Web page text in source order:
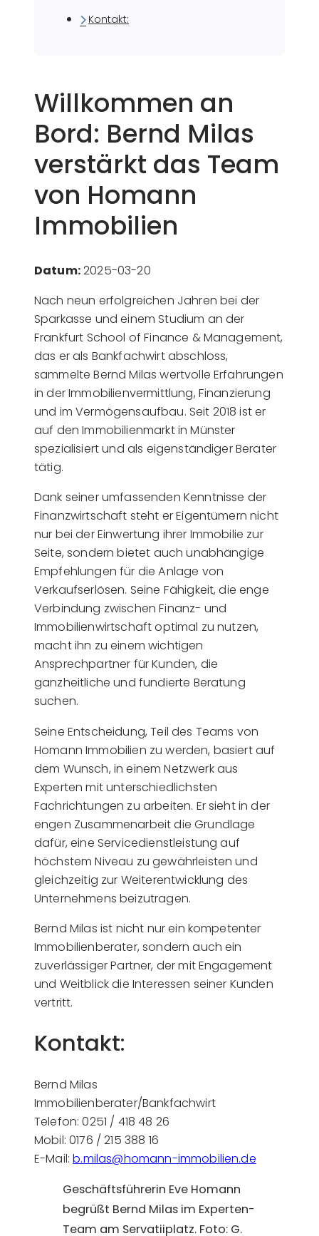
Willkommen an
Bord: Bernd Milas
verstärkt das Team
von Homann
Immobilien
Datum:2025-03-20
Nach neun erfolgreichen Jahren bei der
Sparkasse und einem Studium an der
Frankfurt School of Finance & Management,
das er als Bankfachwirt abschloss,
sammelte Bernd Milas wertvolle Erfahrungen
in der Immobilienvermittlung, Finanzierung
und im Vermögensaufbau. Seit 2018 ist er
auf den Immobilienmarkt in Münster
spezialisiert und als eigenständiger Berater
tätig.
Dank seiner umfassenden Kenntnisse der
Finanzwirtschaft steht er Eigentümern nicht
nur bei der Einwertung ihrer Immobilie zur
Seite, sondern bietet auch unabhängige
Empfehlungen für die Anlage von
Verkaufserlösen. Seine Fähigkeit, die enge
Verbindung zwischen Finanz- und
Immobilienwirtschaft optimal zu nutzen,
macht ihn zu einem wichtigen
Ansprechpartner für Kunden, die
ganzheitliche und fundierte Beratung
suchen.
Seine Entscheidung, Teil des Teams von
Homann Immobilien zu werden, basiert auf
dem Wunsch, in einem Netzwerk aus
Experten mit unterschiedlichsten
Fachrichtungen zu arbeiten. Er sieht in der
engen Zusammenarbeit die Grundlage
dafür, eine Servicedienstleistung auf
höchstem Niveau zu gewährleisten und
gleichzeitig zur Weiterentwicklung des
Unternehmens beizutragen.
Bernd Milas ist nicht nur ein kompetenter
Immobilienberater, sondern auch ein
zuverlässiger Partner, der mit Engagement
und Weitblick die Interessen seiner Kunden
vertritt.
Kontakt:
Bernd Milas
Immobilienberater/Bankfachwirt
Telefon: 0251 / 418 48 26
Mobil: 0176 / 215 388 16
E-Mail:b.milas@homann-immobilien.de
Geschäftsführerin Eve Homann
begrüßt Bernd Milas im Experten-
Team am Servatiiplatz. Foto: G.
Kontakt: